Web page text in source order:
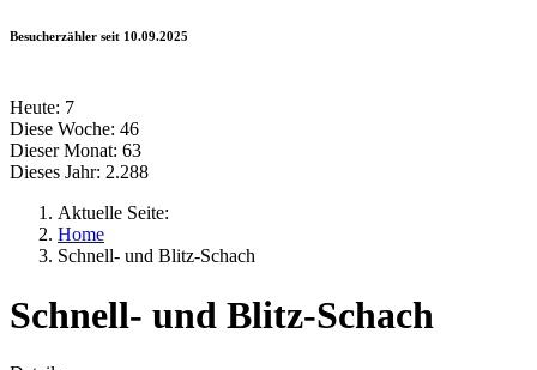
Besucherzähler seit 10.09.2025
Heute: 7
Diese Woche: 46
Dieser Monat: 63
Dieses Jahr: 2.288
Aktuelle Seite:
Home
Schnell- und Blitz-Schach
Schnell- und Blitz-Schach